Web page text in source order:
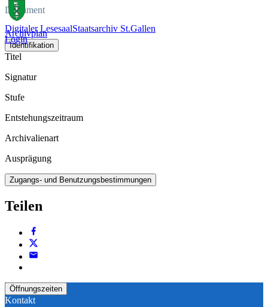
Digitaler LesesaalStaatsarchiv St.Gallen
Login
Dokument
Archivplan
Identifikation
Titel
Signatur
Stufe
Entstehungszeitraum
Archivalienart
Ausprägung
Zugangs- und Benutzungsbestimmungen
Teilen
Öffnungszeiten
Kontakt